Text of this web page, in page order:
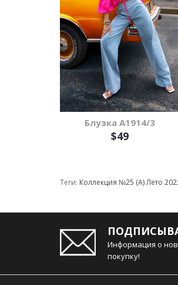
Блузка A1914/3
$49
Теги: Коллекция №25 (А) Лето
Информация о
покупку!